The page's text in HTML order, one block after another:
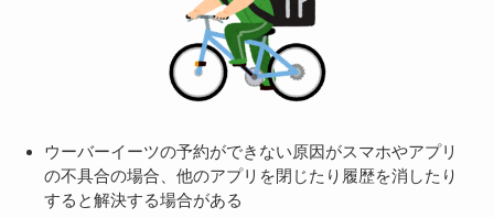
ウーバーイーツの予約ができない原因がスマホやアプリ
の不具合の場合、他のアプリを閉じたり履歴を消したり
すると解決する場合がある